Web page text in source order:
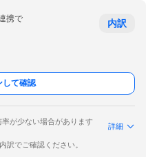
携で 内訳
して確認
が少ない場合があります
詳細
訳でご確認ください。